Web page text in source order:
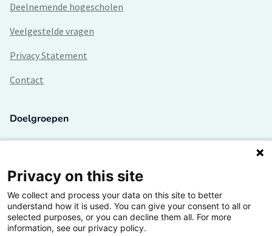
Deelnemende hogescholen
Veelgestelde vragen
Privacy Statement
Contact
Doelgroepen
Lectoren en onderzoekers
Bedrijven
Hogescholen
Privacy on this site
We collect and process your data on this site to better
understand how it is used. You can give your consent to all or
selected purposes, or you can decline them all. For more
information, see our privacy policy.